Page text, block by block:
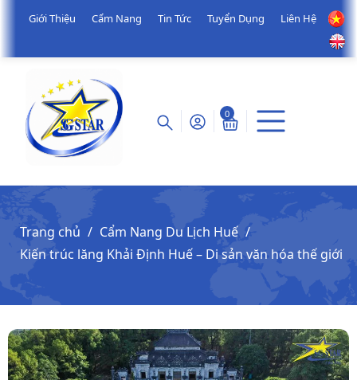
Giới Thiệu Cẩm Nang Tin Tức Tuyển Dụng Liên Hệ
0
Trang chủ
Cẩm Nang Du Lịch Huế
Kiến trúc lăng Khải Định Huế – Di sản văn hóa thế giới